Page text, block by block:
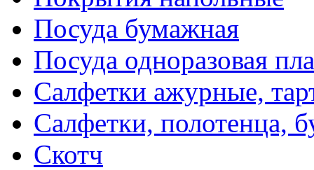
Посуда бумажная
Посуда одноразовая
Салфетки ажурные,
Салфетки, полотенца,
Скотч